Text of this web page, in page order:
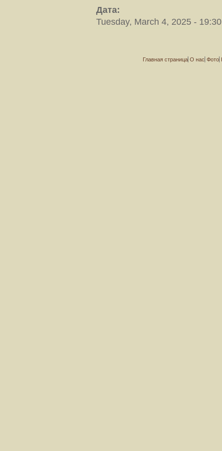
Дата:
Tuesday, March 4, 2025 - 19:30
Главная страница О нас Фото